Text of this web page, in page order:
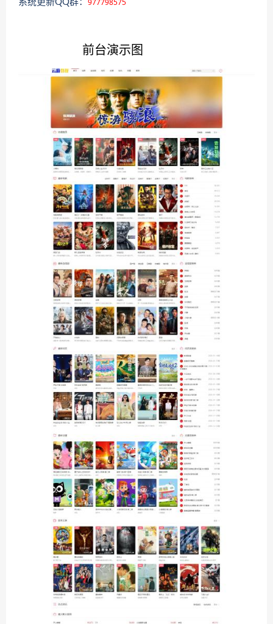
系统更新QQ群： 977798575
前台演示图